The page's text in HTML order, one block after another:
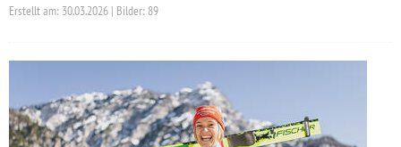
Erstellt am: 30.03.2026 | Bilder: 89